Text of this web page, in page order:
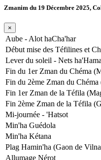
Zmanim du 19 Décembre 2025,
×
Aube - Alot haCha'har
Début mise des Téfilines et
Lever du soleil - Nets ha'Hama
Fin du 1er Zman du Chéma
Fin du 2ème Zman du
Fin 1er Zman de la Téfila
Fin 2ème Zman de la Téfila
Mi-journée - 'Hatsot
Min'ha Guédola
Min'ha Kétana
Plag Hamin'ha (Gaon de
Allumage Nérot